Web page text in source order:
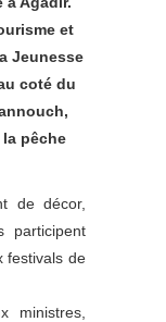
et
Jeunesse
coté du
pêche
de décor,
participent
festivals de
ministres,